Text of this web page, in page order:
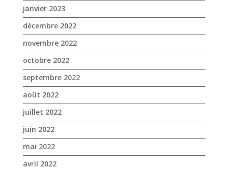
septembre 2022
août 2022
juillet 2022
juin 2022
mai 2022
avril 2022
mars 2022
février 2022
janvier 2022
décembre 2021